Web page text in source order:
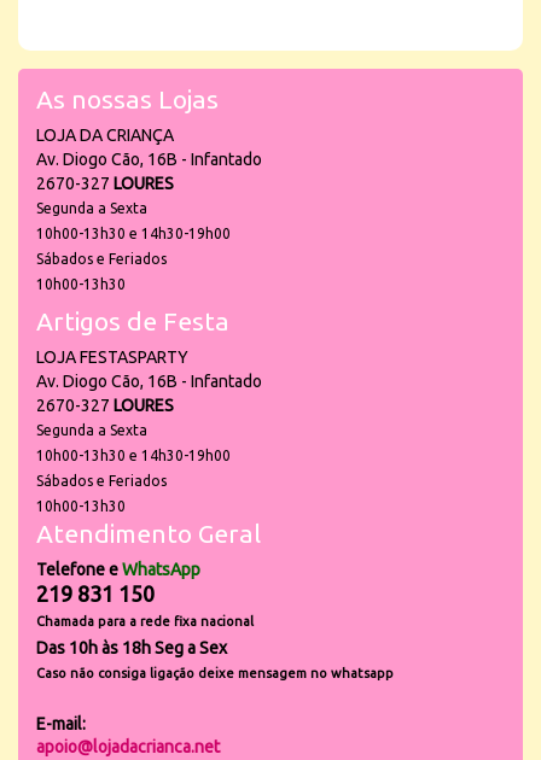
As nossas Lojas
LOJA DA CRIANÇA
Av. Diogo Cão, 16B - Infantado
2670-327 LOURES
Segunda a Sexta
10h00-13h30 e 14h30-19h00
Sábados e Feriados
10h00-13h30
Artigos de Festa
LOJA FESTASPARTY
Av. Diogo Cão, 16B - Infantado
2670-327 LOURES
Segunda a Sexta
10h00-13h30 e 14h30-19h00
Sábados e Feriados
10h00-13h30
Atendimento Geral
Telefone eWhatsApp
219 831 150
Chamada para a rede fixa nacional
Das 10h às 18h Seg a Sex
Caso não consiga ligação deixe mensagem no whatsapp
E-mail:
apoio@lojadacrianca.net